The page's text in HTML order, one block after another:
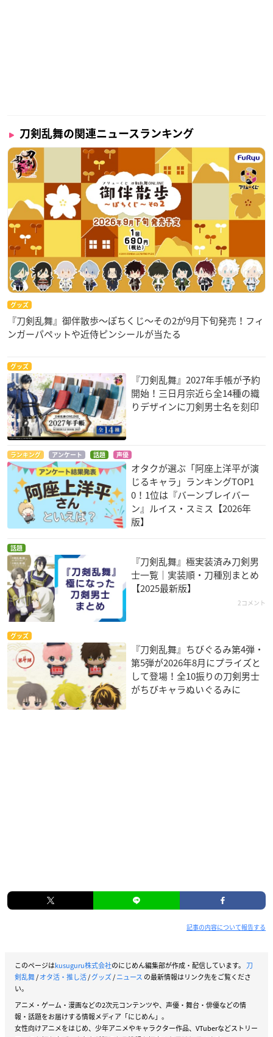
刀剣乱舞の関連ニュースランキング
グッズ
『刀剣乱舞』御伴散歩～ぽちくじ～その2が9月下旬発売！フィ
ンガーパペットや近侍ピンシールが当たる
グッズ
『刀剣乱舞』2027年手帳が予約
開始！三日月宗近ら全14種の織
りデザインに刀剣男士名を刻印
ランキング アンケート 話題 声優
オタクが選ぶ「阿座上洋平が演
じるキャラ」ランキングTOP1
0！1位は『バーンブレイバー
ン』ルイス・スミス【2026年
版】
話題
『刀剣乱舞』極実装済み刀剣男
士一覧｜実装順・刀種別まとめ
【2025最新版】
2コメント
グッズ
『刀剣乱舞』ちびぐるみ第4弾・
第5弾が2026年8月にプライズと
して登場！全10振りの刀剣男士
がちびキャラぬいぐるみに
記事の内容について報告する
このページはkusuguru株式会社のにじめん編集部が作成・配信しています。 刀
剣乱舞/オタ活・推し活/グッズ/ニュース の最新情報はリンク先をご覧くださ
い。
アニメ・ゲーム・漫画などの2次元コンテンツや、声優・舞台・俳優などの情
報・話題をお届けする情報メディア「にじめん」。
女性向けアニメをはじめ、少年アニメやキャラクター作品、VTuberなどストリー